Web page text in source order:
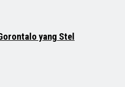
yang Stel